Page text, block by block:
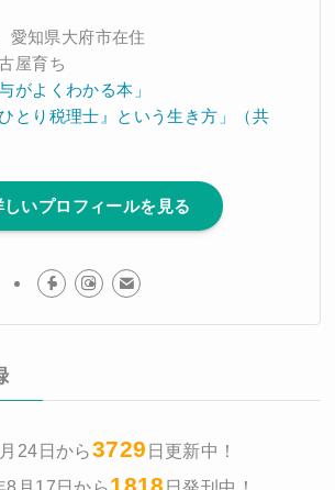
愛知県大府市在住
屋育ち
がよくわかる本」
とり税理士』という生き方」（共
しいプロフィールを見る
24日から3729 日更新中！